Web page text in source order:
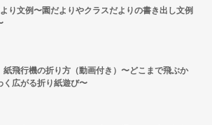
り文例〜園だよりやクラスだよりの書き出し文例
紙飛行機の折り方（動画付き）〜どこまで飛ぶか
く広がる折り紙遊び〜